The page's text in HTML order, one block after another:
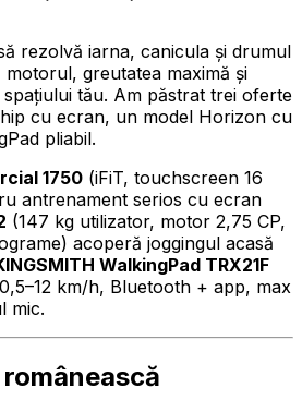
rezolvă iarna, canicula și drumul
greutatea maximă și
tău. Am păstrat trei oferte
cu ecran, un model Horizon cu
pliabil.
1750 (iFiT, touchscreen 16
antrenament serios cu ecran
(147 kg utilizator, motor 2,75 CP,
acoperă joggingul acasă
WalkingPad TRX21F
km/h, Bluetooth + app, max
mic.